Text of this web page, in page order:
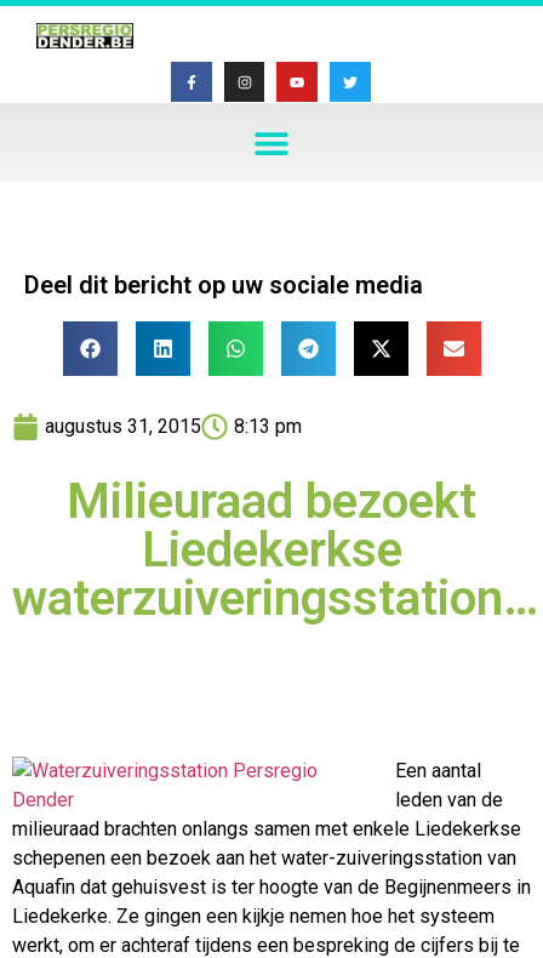
Deel dit bericht op uw sociale media
augustus 31, 2015 8:13 pm
Milieuraad bezoekt
Liedekerkse
waterzuiveringsstation…
Een aantal
leden van de
milieuraad brachten onlangs samen met enkele Liedekerkse
schepenen een bezoek aan het water-zuiveringsstation van
Aquafin dat gehuisvest is ter hoogte van de Begijnenmeers in
Liedekerke. Ze gingen een kijkje nemen hoe het systeem
werkt, om er achteraf tijdens een bespreking de cijfers bij te